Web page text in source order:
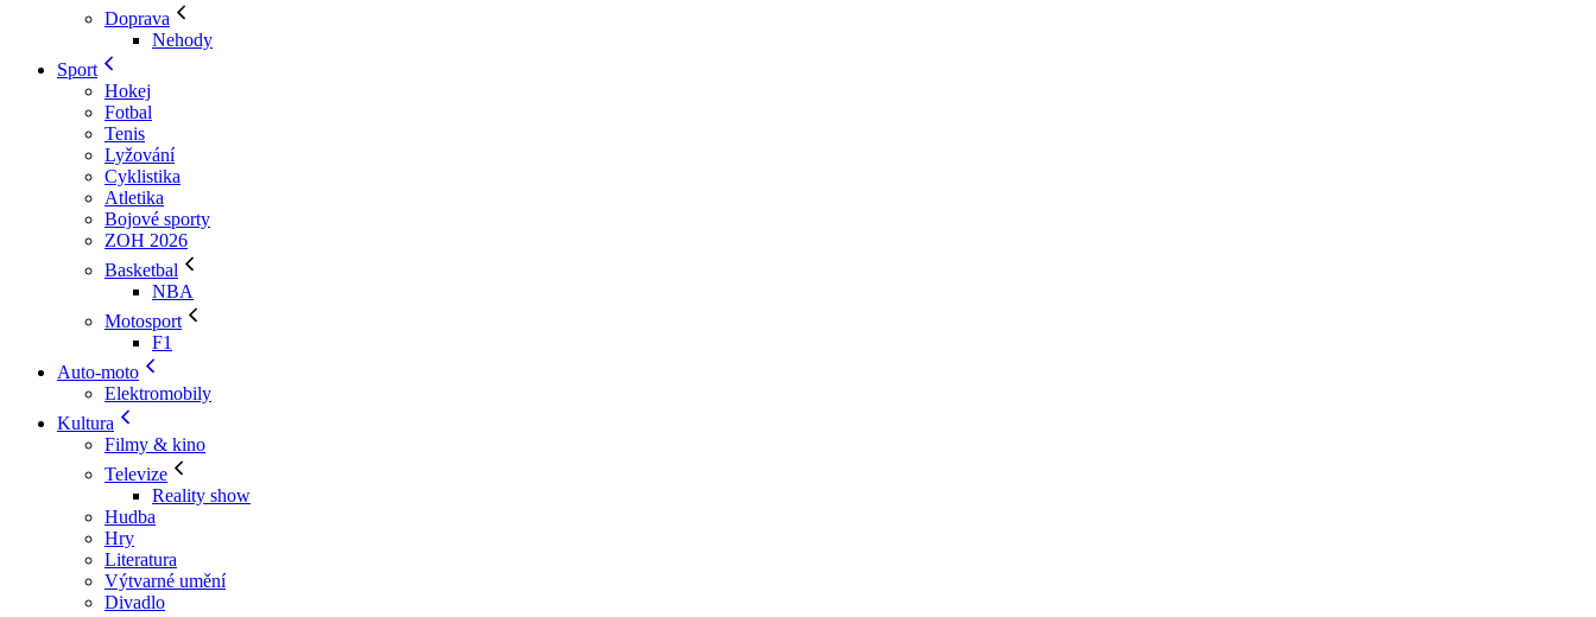
Doprava
Nehody
Sport
Hokej
Fotbal
Tenis
Lyžování
Cyklistika
Atletika
Bojové sporty
ZOH 2026
Basketbal
NBA
Motosport
F1
Auto-moto
Elektromobily
Kultura
Filmy & kino
Televize
Reality show
Hudba
Hry
Literatura
Výtvarné umění
Divadlo